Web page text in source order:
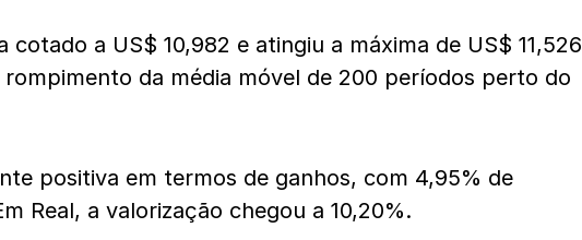
cotado a US$ 10,982 e atingiu a máxima de US$ 11,526
da média móvel de 200 períodos perto do
positiva em termos de ganhos, com 4,95% de
Real, a valorização chegou a 10,20%.